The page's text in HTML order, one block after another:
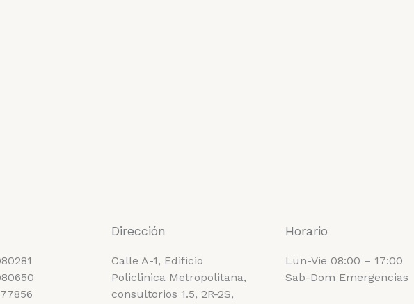
Dirección
Calle A-1, Edificio
Policlinica Metropolitana,
consultorios 1.5, 2R-2S,
Horario
Lun-Vie 08:00 – 17:00
Sab-Dom Emergencias